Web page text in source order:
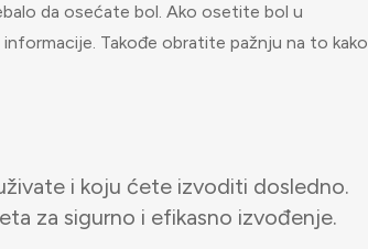
da osećate bol. Ako osetite bol u
Takođe obratite pažnju na to kako
i koju ćete izvoditi dosledno.
za sigurno i efikasno izvođenje.